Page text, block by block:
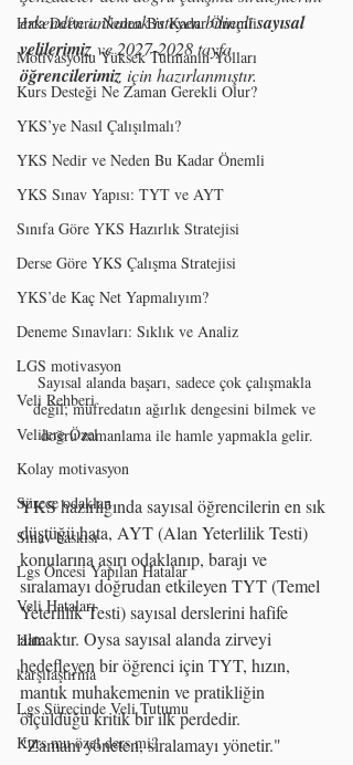
Hata Defteri: Neden Bu Kadar Önemli
Motivasyonu Yüksek Tutmanın Yolları
Kurs Desteği Ne Zaman Gerekli Olur?
YKS’ye Nasıl Çalışılmalı?
YKS Nedir ve Neden Bu Kadar Önemli
YKS Sınav Yapısı: TYT ve AYT
Sınıfa Göre YKS Hazırlık Stratejisi
Derse Göre YKS Çalışma Stratejisi
YKS’de Kaç Net Yapmalıyım?
Deneme Sınavları: Sıklık ve Analiz
LGS motivasyon
Veli Rehberi
Velilere Özel
Kolay motivasyon
Sürece odaklan
Sınav baskısı
Lgs Öncesi Yapılan Hatalar
Veli Hataları
Hata
karşılaştırma
Lgs Sürecinde Veli Tutumu
Kurs mu özel ders mi?
erkenden anlamak isteyen bilinçli sayısal
velilerimiz ve 2027-2028 tayfa
öğrencilerimiz için hazırlanmıştır.
Sayısal alanda başarı, sadece çok çalışmakla
değil; müfredatın ağırlık dengesini bilmek ve
doğru zamanlama ile hamle yapmakla gelir.
YKS hazırlığında sayısal öğrencilerin en sık
düştüğü hata, AYT (Alan Yeterlilik Testi)
konularına aşırı odaklanıp, barajı ve
sıralamayı doğrudan etkileyen TYT (Temel
Yeterlilik Testi) sayısal derslerini hafife
almaktır. Oysa sayısal alanda zirveyi
hedefleyen bir öğrenci için TYT, hızın,
mantık muhakemenin ve pratikliğin
ölçüldüğü kritik bir ilk perdedir.
"Zamanı yöneten, sıralamayı yönetir."